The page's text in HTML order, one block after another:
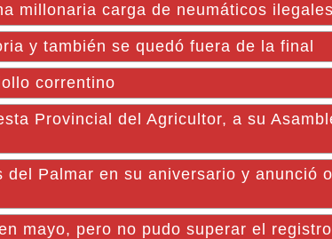
millonaria carga de neumáticos ilegales
y también se quedó fuera de la final
correntino
Provincial del Agricultor, a su
del Palmar en su aniversario y anunció
mayo, pero no pudo superar el registro